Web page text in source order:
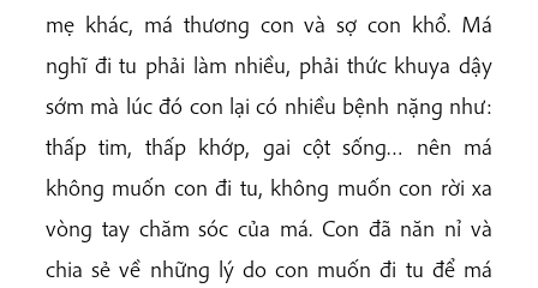
mẹ khác, má thương con và sợ con khổ. Má
nghĩ đi tu phải làm nhiều, phải thức khuya dậy
sớm mà lúc đó con lại có nhiều bệnh nặng như:
thấp tim, thấp khớp, gai cột sống… nên má
không muốn con đi tu, không muốn con rời xa
vòng tay chăm sóc của má. Con đã năn nỉ và
chia sẻ về những lý do con muốn đi tu để má